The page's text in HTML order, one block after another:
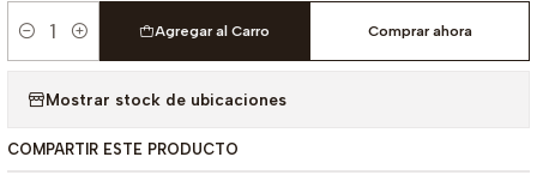
Cantidad
Agregar al Carro Comprar ahora
Mostrar stock de ubicaciones
COMPARTIR ESTE PRODUCTO